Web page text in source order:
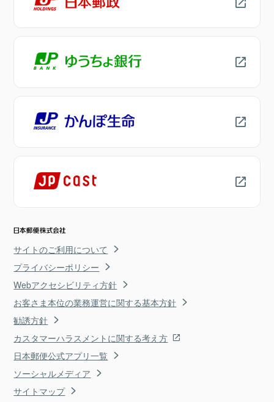
サイトのご利用について
プライバシーポリシー
Webアクセシビリティ方針
お客さま本位の業務運営に関する基本方針
勧誘方針
カスタマーハラスメントに関する考え方
日本郵便公式アプリ一覧
ソーシャルメディア
サイトマップ